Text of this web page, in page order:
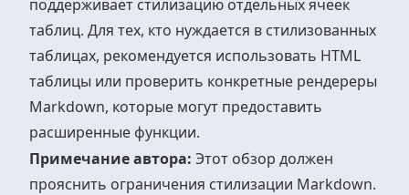
поддерживает стилизацию отдельных ячеек
таблиц. Для тех, кто нуждается в стилизованных
таблицах, рекомендуется использовать HTML
таблицы или проверить конкретные рендереры
Markdown, которые могут предоставить
расширенные функции.
Примечание автора: Этот обзор должен
прояснить ограничения стилизации Markdown.